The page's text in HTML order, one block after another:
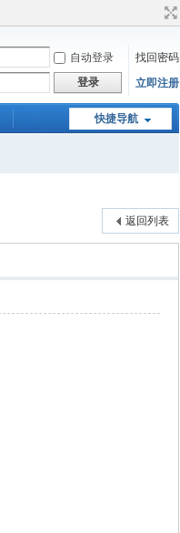
自动登录
找回密码
登录 立即注册
快捷导航
返回列表